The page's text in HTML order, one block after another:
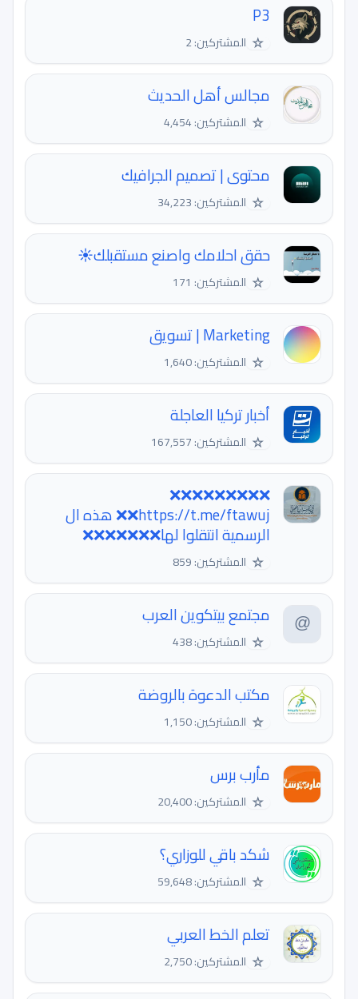
P3
☆ المشتركين: 2
مجالس أهل الحديث
☆ المشتركين: 4,454
محتوى | تصميم الجرافيك
☆ المشتركين: 34,223
حقق احلامك واصنع مستقبلك☀️
☆ المشتركين: 171
Marketing | تسويق
☆ المشتركين: 1,640
أخبار تركيا العاجلة
☆ المشتركين: 167,557
❌❌❌❌❌❌❌❌❌
https://t.me/ftawuj❌❌ هذه ال
الرسمية انتقلوا لها❌❌❌❌❌❌❌
☆ المشتركين: 859
مجتمع بيتكوين العرب
☆ المشتركين: 438
مكتب الدعوة بالروضة
☆ المشتركين: 1,150
مأرب برس
☆ المشتركين: 20,400
شكد باقي للوزاري؟
☆ المشتركين: 59,648
تعلم الخط العربي
☆ المشتركين: 2,750